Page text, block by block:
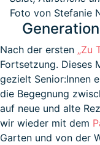
Foto von Stefanie
Nach der ersten „Zu
Fortsetzung. Dieses
gezielt Senior:Innen
die Begegnung
auf neue und alte
wir wieder mit dem
Garten und von der